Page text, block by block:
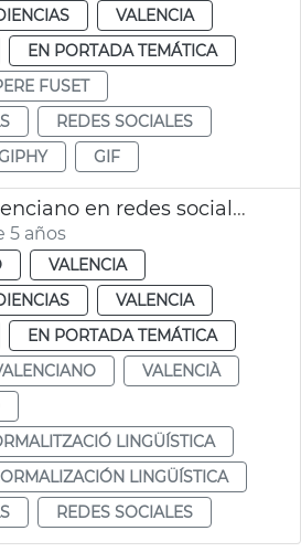
VALENCIA
EN PORTADA TEMÁTICA
FUSET
REDES SOCIALES
GIF
Promoción valenciano en redes sociales y nueva marca GNL
5 años
VALENCIA
VALENCIA
EN PORTADA TEMÁTICA
VALENCIÀ
LINGÜÍSTICA
LINGÜÍSTICA
REDES SOCIALES